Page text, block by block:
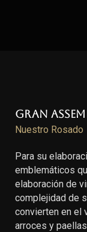
Gran
Nuestro Rosado
Para su
emblemáticos
elaboración de
complejidad de
convierten en el
arroces y